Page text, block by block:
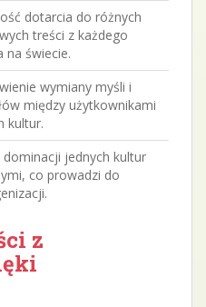
dotarcia do różnych
treści z każdego
na świecie.
wymiany myśli i
między użytkownikami
kultur.
dominacji jednych kultur
co prowadzi do
z